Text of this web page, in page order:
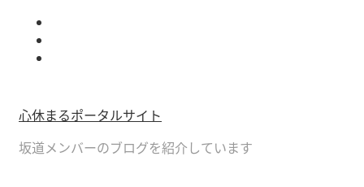
心休まるポータルサイト
坂道メンバーのブログを紹介しています